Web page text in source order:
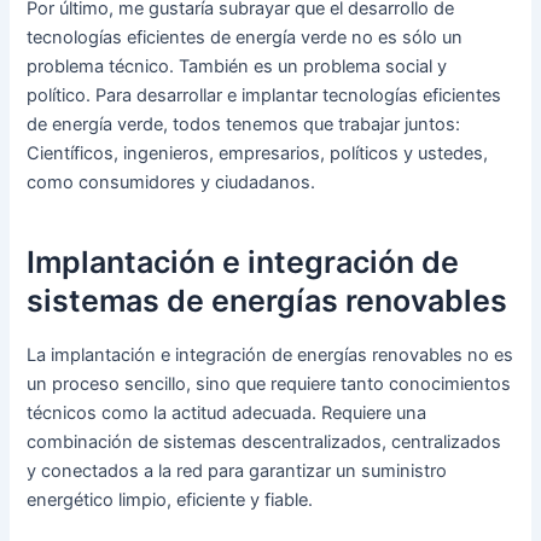
Por último, me gustaría subrayar que el desarrollo de
tecnologías eficientes de energía verde no es sólo un
problema técnico. También es un problema social y
político. Para desarrollar e implantar tecnologías eficientes
de energía verde, todos tenemos que trabajar juntos:
Científicos, ingenieros, empresarios, políticos y ustedes,
como consumidores y ciudadanos.
Implantación e integración de
sistemas de energías renovables
La implantación e integración de energías renovables no es
un proceso sencillo, sino que requiere tanto conocimientos
técnicos como la actitud adecuada. Requiere una
combinación de sistemas descentralizados, centralizados
y conectados a la red para garantizar un suministro
energético limpio, eficiente y fiable.